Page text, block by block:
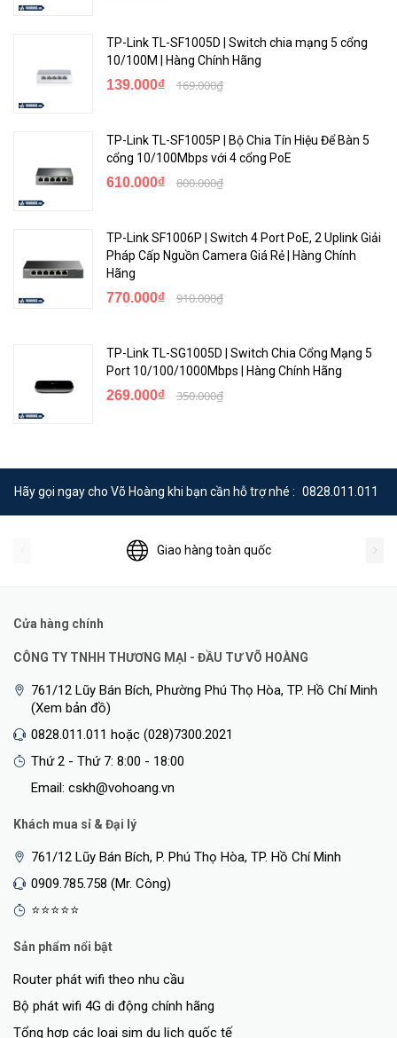
TP-Link TL-SF1005D | Switch chia mạng 5 cổng
10/100M | Hàng Chính Hãng
139.000₫ 169.000₫
TP-Link TL-SF1005P | Bộ Chia Tín Hiệu Để Bàn 5
cổng 10/100Mbps với 4 cổng PoE
610.000₫ 800.000₫
TP-Link SF1006P | Switch 4 Port PoE, 2 Uplink Giải
Pháp Cấp Nguồn Camera Giá Rẻ | Hàng Chính
Hãng
770.000₫ 910.000₫
TP-Link TL-SG1005D | Switch Chia Cổng Mạng 5
Port 10/100/1000Mbps | Hàng Chính Hãng
269.000₫ 350.000₫
Hãy gọi ngay cho Võ Hoàng khi bạn cần hỗ trợ nhé : 0828.011.011
Giao hàng toàn quốc
Cửa hàng chính
CÔNG TY TNHH THƯƠNG MẠI - ĐẦU TƯ VÕ HOÀNG
761/12 Lũy Bán Bích, Phường Phú Thọ Hòa, TP. Hồ Chí Minh
(Xem bản đồ)
0828.011.011 hoặc (028)7300.2021
Thứ 2 - Thứ 7: 8:00 - 18:00
Email: cskh@vohoang.vn
Khách mua sỉ & Đại lý
761/12 Lũy Bán Bích, P. Phú Thọ Hòa, TP. Hồ Chí Minh
0909.785.758 (Mr. Công)
⭐⭐⭐⭐⭐
Sản phẩm nổi bật
Router phát wifi theo nhu cầu
Bộ phát wifi 4G di động chính hãng
Tổng hợp các loại sim du lịch quốc tế